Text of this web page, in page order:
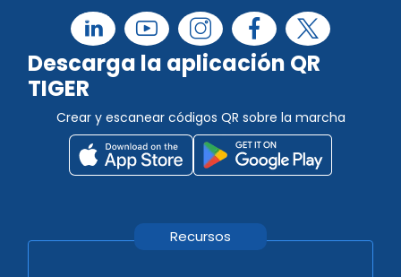
Descarga la aplicación QR
TIGER
Crear y escanear códigos QR sobre la marcha
Recursos